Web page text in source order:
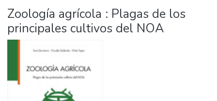
Preguntas
Frecuentes
Equipo
Contáctenos
Zoología agrícola : Plagas de los
principales cultivos del NOA